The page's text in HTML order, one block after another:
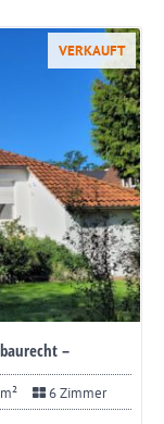
VERKAUFT
–
6 Zimmer